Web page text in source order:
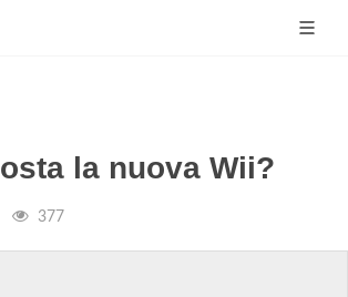
la nuova Wii?
377